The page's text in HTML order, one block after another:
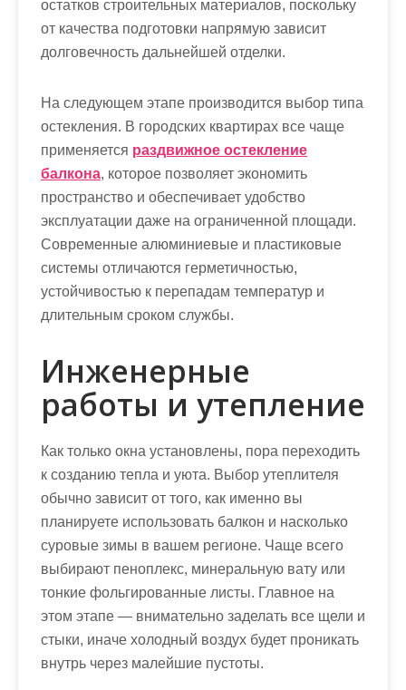
остатков строительных материалов, поскольку
от качества подготовки напрямую зависит
долговечность дальнейшей отделки.
На следующем этапе производится выбор типа
остекления. В городских квартирах все чаще
применяется раздвижное остекление
балкона, которое позволяет экономить
пространство и обеспечивает удобство
эксплуатации даже на ограниченной площади.
Современные алюминиевые и пластиковые
системы отличаются герметичностью,
устойчивостью к перепадам температур и
длительным сроком службы.
Инженерные
работы и утепление
Как только окна установлены, пора переходить
к созданию тепла и уюта. Выбор утеплителя
обычно зависит от того, как именно вы
планируете использовать балкон и насколько
суровые зимы в вашем регионе. Чаще всего
выбирают пеноплекс, минеральную вату или
тонкие фольгированные листы. Главное на
этом этапе — внимательно заделать все щели и
стыки, иначе холодный воздух будет проникать
внутрь через малейшие пустоты.